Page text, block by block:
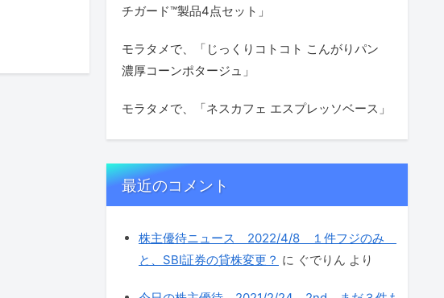
チガード™製品4点セット」
モラタメで、「じっくりコトコト こんがりパン
濃厚コーンポタージュ」
モラタメで、「ネスカフェ エスプレッソベース」
最近のコメント
株主優待ニュース 2022/4/8 １件フジのみ
と、SBI証券の貸株変更？ に ぐでりん より